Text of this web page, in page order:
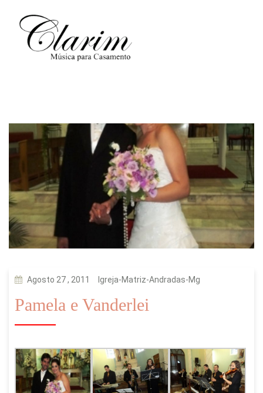
Agosto 27 , 2011 Igreja-Matriz-Andradas-Mg
Pamela e Vanderlei